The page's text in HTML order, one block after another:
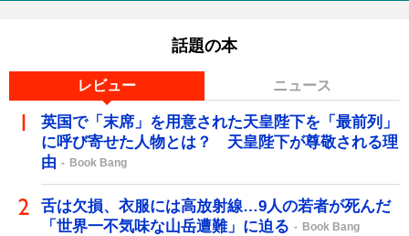
話題の本
レビュー ニュース
英国で「末席」を用意された天皇陛下を「最前列」
に呼び寄せた人物とは？ 天皇陛下が尊敬される理
由
Book Bang
舌は欠損、衣服には高放射線…9人の若者が死んだ
「世界一不気味な山岳遭難」に迫る
Book Bang